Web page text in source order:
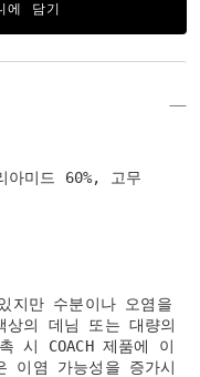
에 담기
아미드 60%, 고무
지만 수분이나 오염을
의 데님 또는 대량의
시 COACH 제품에 이
이염 가능성을 증가시